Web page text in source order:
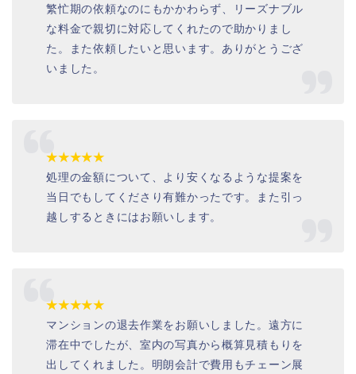
繁忙期の依頼なのにもかかわらず、リーズナブル
な料金で親切に対応してくれたので助かりまし
た。また依頼したいと思います。ありがとうござ
いました。
★★★★★
処理の金額について、より安くなるような提案を
当日でもしてくださり有難かったです。また引っ
越しするときにはお願いします。
★★★★★
マンションの退去作業をお願いしました。遠方に
滞在中でしたが、室内の写真から概算見積もりを
出してくれました。明朗会計で費用もチェーン展